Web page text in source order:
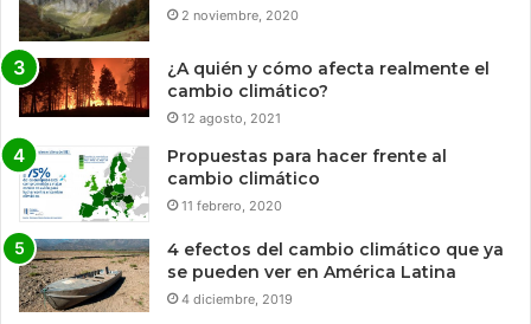
2 noviembre, 2020
¿A quién y cómo afecta realmente el
cambio climático?
12 agosto, 2021
Propuestas para hacer frente al
cambio climático
11 febrero, 2020
4 efectos del cambio climático que ya
se pueden ver en América Latina
4 diciembre, 2019